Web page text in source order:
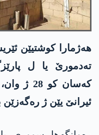
هەژمارا کوشتیێن
کەسان
ئیرانێ یێن ژ رەگەزێن